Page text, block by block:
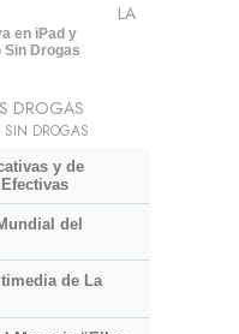
en iPad y
Sin Drogas
LA
DROGAS
DROGAS
y de
del
de La